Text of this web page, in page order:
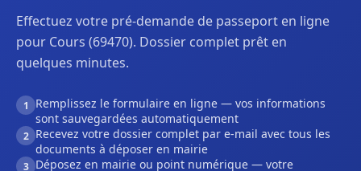
Effectuez votre pré-demande de passeport en ligne
pour Cours (69470). Dossier complet prêt en
quelques minutes.
1
Remplissez le formulaire en ligne — vos informations
sont sauvegardées automatiquement
2 Recevez votre dossier complet par e-mail avec tous les
documents à déposer en mairie
3 Déposez en mairie ou point numérique — votre